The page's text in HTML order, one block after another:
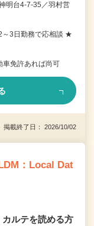
明台4-7-35／羽村営
～3日勤務で応相談 ★
免許あれば尚可
載終了日： 2026/10/02
：Local Dat
ルテを読める方